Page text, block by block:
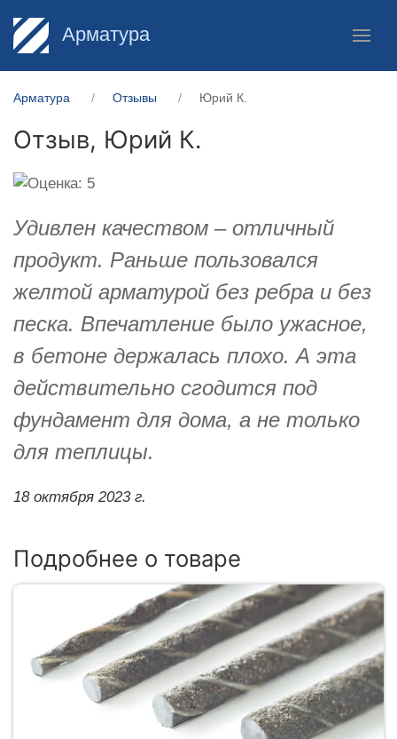
Арматура
Арматура Отзывы Юрий К.
Отзыв, Юрий К.
Удивлен качеством – отличный
продукт. Раньше пользовался
желтой арматурой без ребра и без
песка. Впечатление было ужасное,
в бетоне держалась плохо. А эта
действительно сгодится под
фундамент для дома, а не только
для теплицы.
18 октября 2023 г.
Подробнее о товаре